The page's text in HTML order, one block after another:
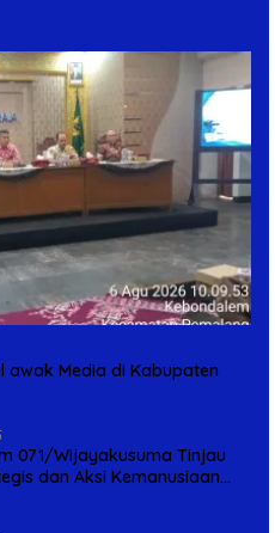
Media di Kabupaten
071/Wijayakusuma Tinjau
dan Aksi Kemanusiaan